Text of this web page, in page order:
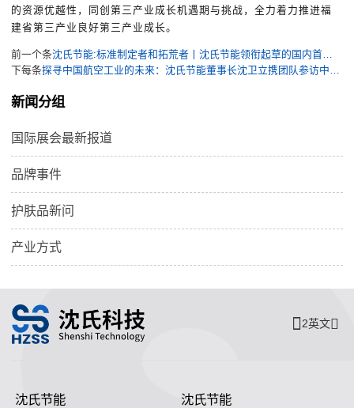
的资源优越性，同创第三产业成长机遇期与挑战，全力着力推进福
建省第三产业良好第三产业成长。
前一个条
下每条
新闻分组
国际展会最新报道
品牌事件
护肤品新问
产业方式
2英文
沈氏节能 沈氏节能